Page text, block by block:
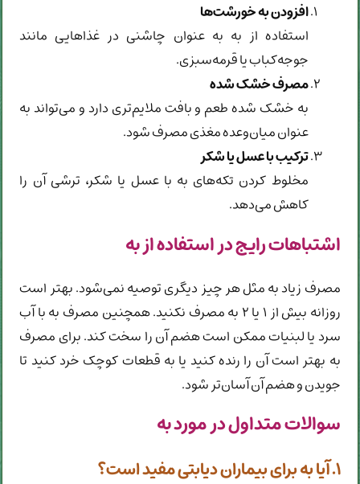
افزودن به خورشت‌ها
استفاده از به به عنوان چاشنی در غذاهایی مانند
جوجه‌کباب یا قرمه‌سبزی.
مصرف خشک شده
به خشک شده طعم و بافت ملایم‌تری دارد و می‌تواند به
عنوان میان‌وعده مغذی مصرف شود.
ترکیب با عسل یا شکر
مخلوط کردن تکه‌های به با عسل یا شکر، ترشی آن را
کاهش می‌دهد.
اشتباهات رایج در استفاده از به
مصرف زیاد به مثل هر چیز دیگری توصیه نمی‌شود. بهتر است
روزانه بیش از ۱ یا ۲ به مصرف نکنید. همچنین مصرف به با آب
سرد یا لبنیات ممکن است هضم آن را سخت کند. برای مصرف
به بهتر است آن را رنده کنید یا به قطعات کوچک خرد کنید تا
جویدن و هضم آن آسان‌تر شود.
سوالات متداول در مورد به
۱. آیا به برای بیماران دیابتی مفید است؟